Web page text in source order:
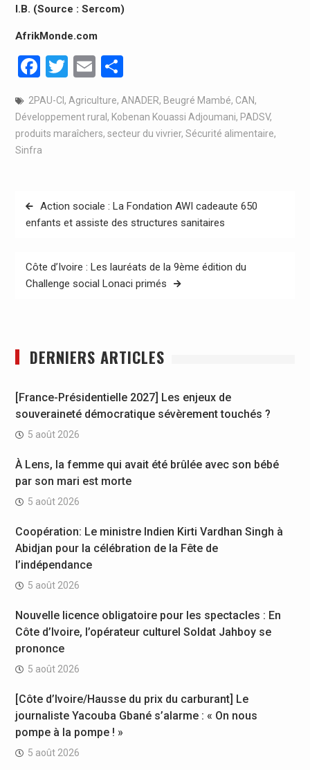
I.B. (Source : Sercom)
AfrikMonde.com
Facebook
Twitter
EmailPartager
2PAU-CI , Agriculture, ANADER, Beugré Mambé, CAN,
Développement rural , Kobenan Kouassi Adjoumani, PADSV,
produits maraîchers, secteur du vivrier, Sécurité alimentaire,
Sinfra
Navigation
de
Action sociale : La Fondation AWI cadeaute 650
enfants et assiste des structures sanitaires
Côte d’Ivoire : Les lauréats de la 9ème édition du
Challenge social Lonaci primés
DERNIERS ARTICLES
[France-Présidentielle 2027] Les enjeux de
souveraineté démocratique sévèrement touchés ?
5 août 2026
À Lens, la femme qui avait été brûlée avec son bébé
par son mari est morte
5 août 2026
Coopération: Le ministre Indien Kirti Vardhan Singh à
Abidjan pour la célébration de la Fête de
l’indépendance
5 août 2026
Nouvelle licence obligatoire pour les spectacles : En
Côte d’Ivoire, l’opérateur culturel Soldat Jahboy se
prononce
5 août 2026
[Côte d’Ivoire/Hausse du prix du carburant] Le
journaliste Yacouba Gbané s’alarme : « On nous
pompe à la pompe ! »
5 août 2026